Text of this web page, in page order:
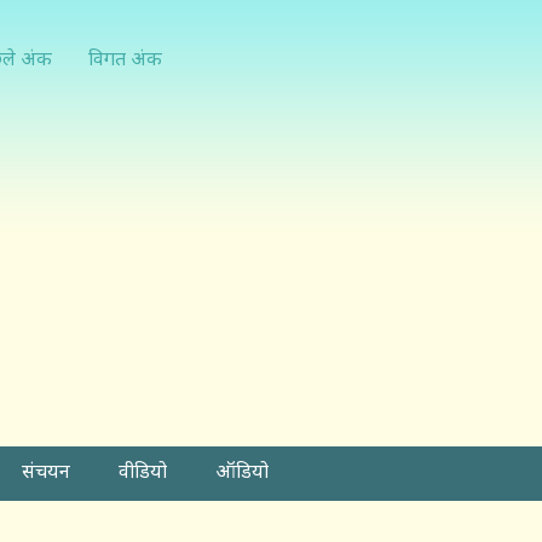
अंक विगत अंक
संचयन वीडियो ऑडियो